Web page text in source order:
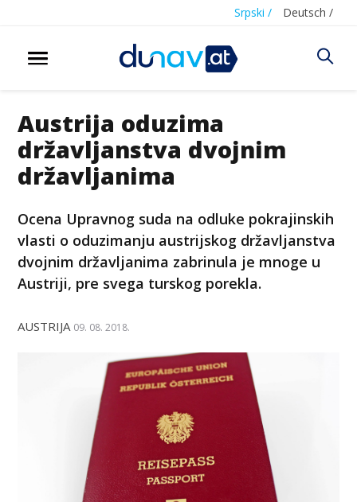
Srpski / Deutsch /
Austrija oduzima
državljanstva dvojnim
državljanima
Ocena Upravnog suda na odluke pokrajinskih
vlasti o oduzimanju austrijskog državljanstva
dvojnim državljanima zabrinula je mnoge u
Austriji, pre svega turskog porekla.
AUSTRIJA 09. 08. 2018.